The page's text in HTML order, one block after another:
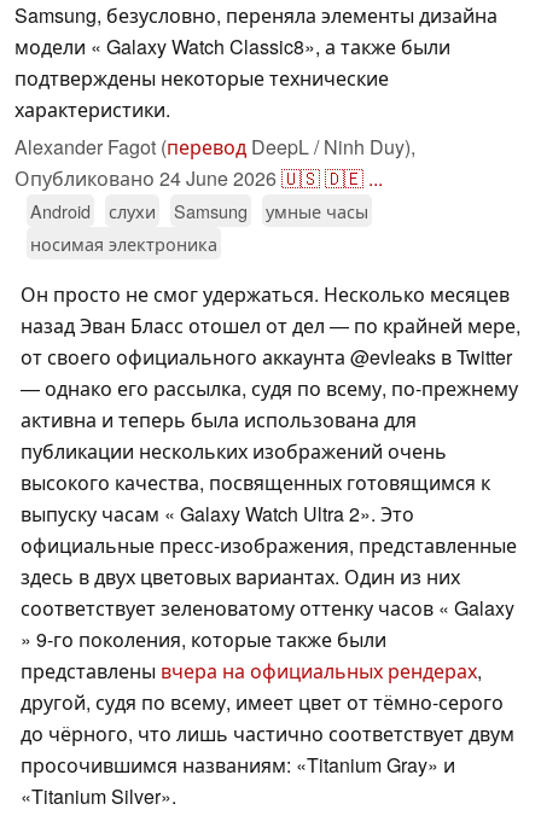
Samsung, безусловно, переняла элементы дизайна
модели « Galaxy Watch Classic8», а также были
подтверждены некоторые технические
характеристики.
Alexander Fagot (перевод DeepL / Ninh Duy),
Опубликовано 24 June 2026🇺🇸🇩🇪 ...
Android слухи Samsung
умные часы
носимая электроника
Он просто не смог удержаться. Несколько месяцев
назад Эван Бласс отошел от дел — по крайней мере,
от своего официального аккаунта @evleaks в Twitter
— однако его рассылка, судя по всему, по-прежнему
активна и теперь была использована для
публикации нескольких изображений очень
высокого качества, посвященных готовящимся к
выпуску часам « Galaxy Watch Ultra 2». Это
официальные пресс-изображения, представленные
здесь в двух цветовых вариантах. Один из них
соответствует зеленоватому оттенку часов « Galaxy
» 9-го поколения, которые также были
представлены вчера на официальных рендерах,
другой, судя по всему, имеет цвет от тёмно-серого
до чёрного, что лишь частично соответствует двум
просочившимся названиям: «Titanium Gray» и
«Titanium Silver».